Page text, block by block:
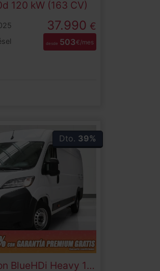
120 kW (163 CV)
37.990 €
desde 503€/mes
Dto. 39%
Furgon BlueHDi Heavy 140 L4H2 103 kW (140 CV)